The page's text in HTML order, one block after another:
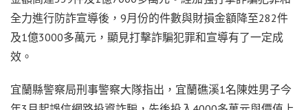
全力進行防詐宣導後，9月份的件數與財損金額降至282件
及1億3000多萬元，顯見打擊詐騙犯罪和宣導有了一定成
效。
宜蘭縣警察局刑事警察大隊指出，宜蘭礁溪1名陳姓男子今